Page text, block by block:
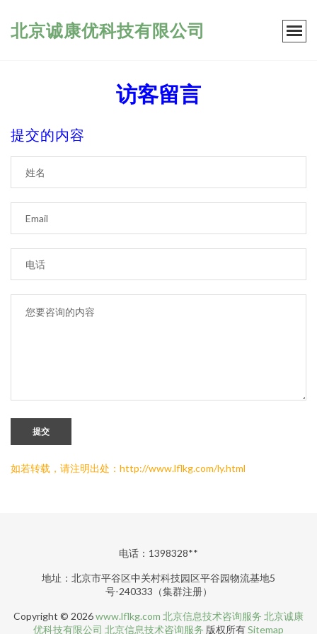
北京诚康优科技有限公司
访客留言
提交的内容
提交
如若转载，请注明出处：http://www.lflkg.com/ly.html
电话：1398328**
地址：北京市平谷区中关村科技园区平谷园物流基地5
号-240333（集群注册）
Copyright © 2026www.lflkg.com 北京信息技术咨询服务 北京诚康
优科技有限公司 北京信息技术咨询服务 版权所有Sitemap